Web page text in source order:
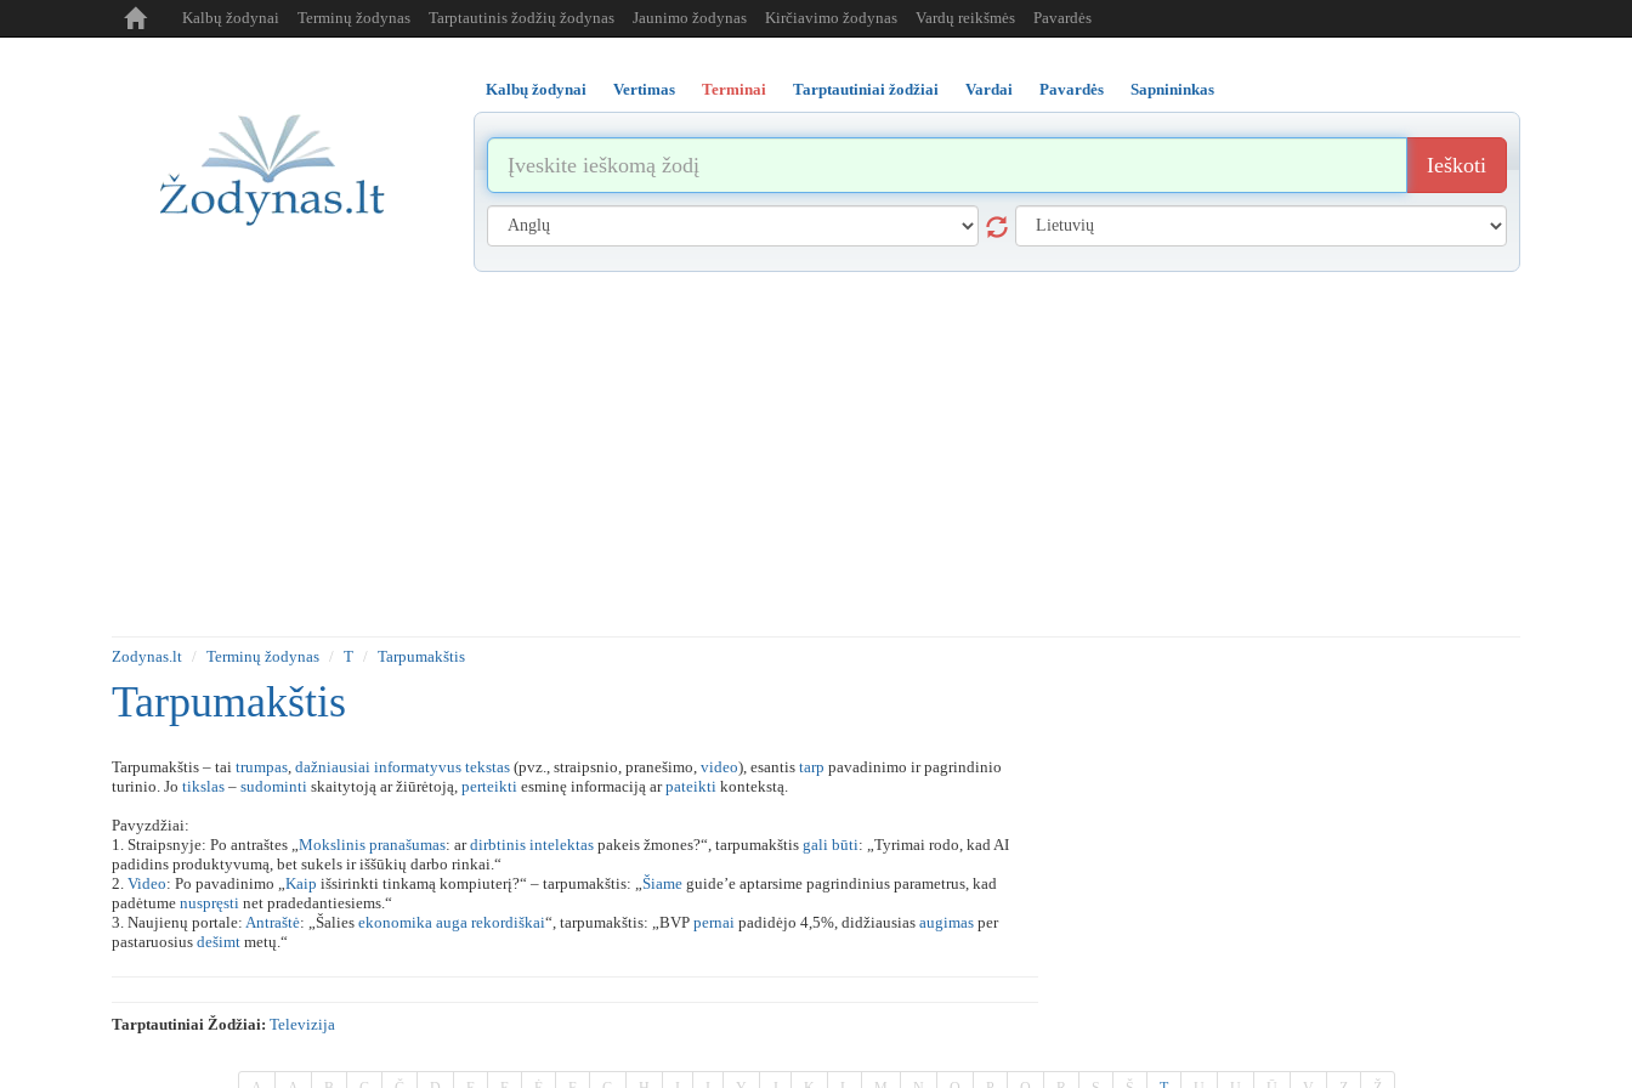
Kalbų žodynai Terminų žodynas Tarptautinis žodžių žodynas Jaunimo žodynas Kirčiavimo žodynas Vardų reikšmės Pavardės
Kalbų žodynai Vertimas Terminai Tarptautiniai žodžiai Vardai Pavardės Sapnininkas
Ieškoti
Zodynas.lt Terminų žodynas T Tarpumakštis
Tarpumakštis
Tarpumakštis – tai trumpas, dažniausiai informatyvus tekstas (pvz., straipsnio, pranešimo, video), esantis tarp pavadinimo ir pagrindinio
turinio. Jo tikslas – sudominti skaitytoją ar žiūrėtoją, perteikti esminę informaciją arpateikti kontekstą.
Pavyzdžiai:
1. Straipsnyje: Po antraštes „Mokslinis pranašumas: ardirbtinis intelektas pakeis žmones?“, tarpumakštis gali būti: „Tyrimai rodo, kad AI
padidins produktyvumą, bet sukels ir iššūkių darbo rinkai.“
2. Video: Po pavadinimo „Kaip išsirinkti tinkamą kompiuterį?“ – tarpumakštis: „Šiame guide’e aptarsime pagrindinius parametrus, kad
padėtume nuspręsti net pradedantiesiems.“
3. Naujienų portale: Antraštė: „Šalies ekonomika auga rekordiškai“, tarpumakštis: „BVP pernai padidėjo 4,5%, didžiausias augimas per
pastaruosius dešimt metų.“
Tarptautiniai Žodžiai: Televizija